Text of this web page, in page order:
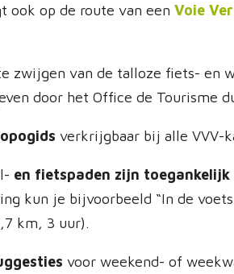
ook op de route van een Voie
zwijgen van de talloze fiets- en
door het Office de Tourisme
verkrijgbaar bij alle VVV-
en fietspaden zijn toegankelijk
kun je bijvoorbeeld “In de
km, 3 uur).
voor weekend- of